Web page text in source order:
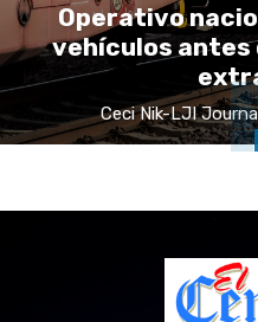
Operativo
vehículos antes
Ceci Nik-LJI